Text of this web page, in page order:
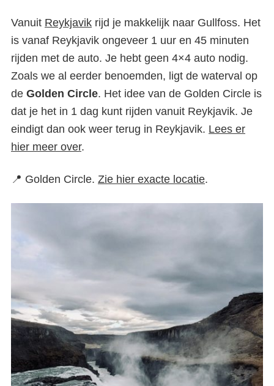
Vanuit Reykjavik rijd je makkelijk naar Gullfoss. Het
is vanaf Reykjavik ongeveer 1 uur en 45 minuten
rijden met de auto. Je hebt geen 4×4 auto nodig.
Zoals we al eerder benoemden, ligt de waterval op
de Golden Circle. Het idee van de Golden Circle is
dat je het in 1 dag kunt rijden vanuit Reykjavik. Je
eindigt dan ook weer terug in Reykjavik. Lees er
hier meer over.
📍 Golden Circle. Zie hier exacte locatie.